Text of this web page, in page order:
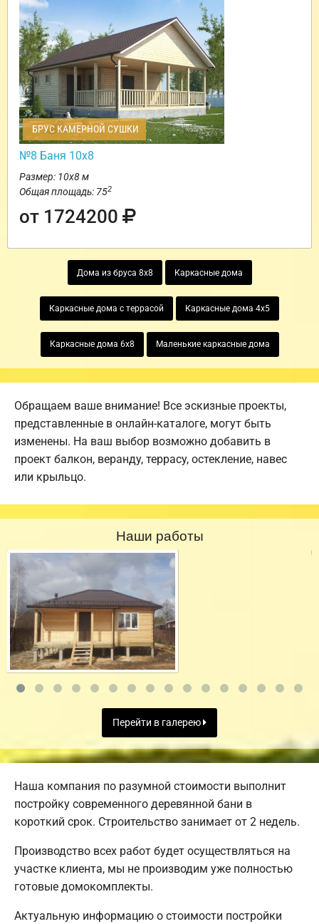
БРУС КАМЕРНОЙ СУШКИ
№8 Баня 10х8
Размер: 10х8 м
Общая площадь: 752
от 1724200
Дома из бруса 8х8 Каркасные дома
Каркасные дома с террасой Каркасные дома 4х5
Каркасные дома 6х8 Маленькие каркасные дома
Обращаем ваше внимание! Все эскизные проекты,
представленные в онлайн-каталоге, могут быть
изменены. На ваш выбор возможно добавить в
проект балкон, веранду, террасу, остекление, навес
или крыльцо.
Наши работы
Перейти в галерею
Наша компания по разумной стоимости выполнит
постройку современного деревянной бани в
короткий срок. Строительство занимает от 2 недель.
Производство всех работ будет осуществляться на
участке клиента, мы не производим уже полностью
готовые домокомплекты.
Актуальную информацию о стоимости постройки